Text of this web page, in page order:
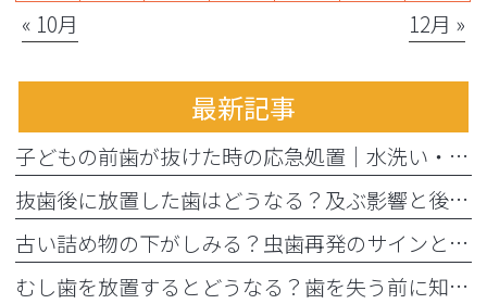
« 10月 12月 »
最新記事
子どもの前歯が抜けた時の応急処置｜水洗い・牛乳保存と受診目安
抜歯後に放置した歯はどうなる？及ぶ影響と後から始める治療法
古い詰め物の下がしみる？虫歯再発のサインと痛くない精密治療
むし歯を放置するとどうなる？歯を失う前に知っておきたいリスク